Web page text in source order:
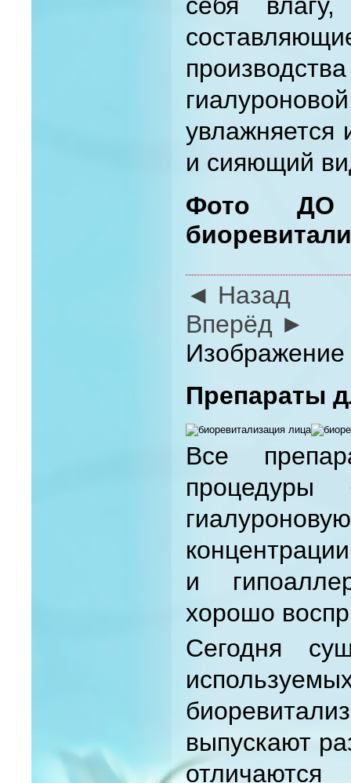
увлажняется
и сияющий
Фото ДО
◄ Назад
Вперёд ►
Изображение
Препараты
Все
процедуры
и
хорошо
Сегодня
выпускают